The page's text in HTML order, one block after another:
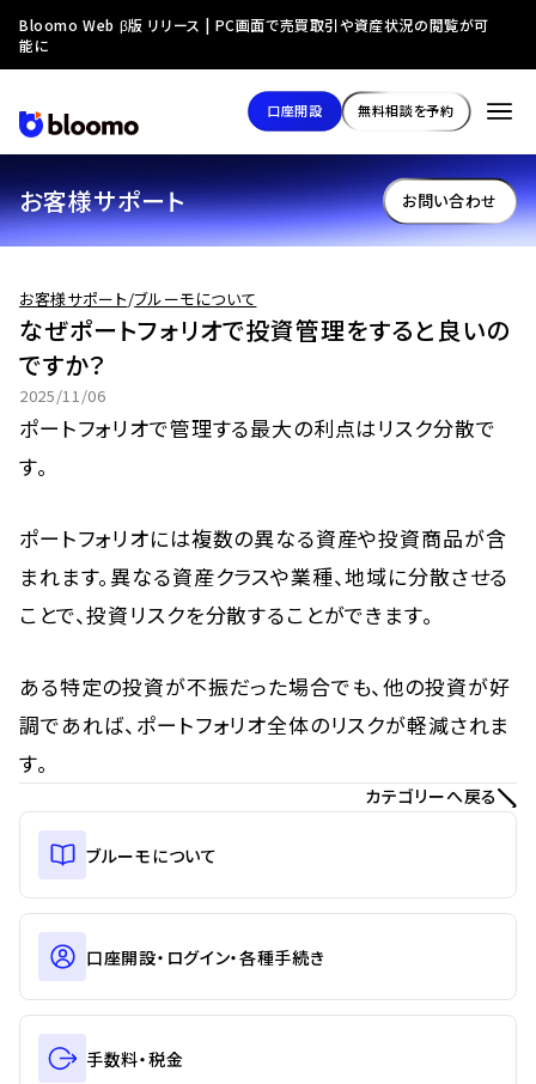
お客様サポート お問い合わせ
お客様サポート/ブルーモについて
なぜポートフォリオで投資管理をすると良いの
ですか？
2025/11/06
ポートフォリオで管理する最大の利点はリスク分散で
す。
ポートフォリオには複数の異なる資産や投資商品が含
まれます。異なる資産クラスや業種、地域に分散させる
ことで、投資リスクを分散することができます。
ある特定の投資が不振だった場合でも、他の投資が好
調であれば、ポートフォリオ全体のリスクが軽減されま
す。
カテゴリーへ戻る
ブルーモについて
口座開設・ログイン・各種手続き
手数料・税金
Bloomo Web β版 リリース | PC画面で売買取引や資産状況の閲覧が可
能に
口座開設 無料相談を予約